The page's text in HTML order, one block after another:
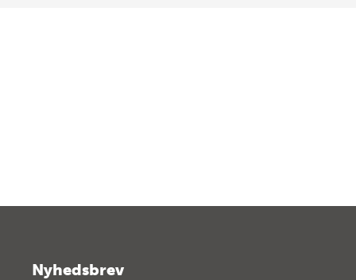
Nyhedsbrev